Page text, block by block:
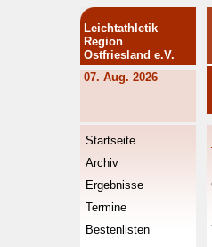
Leichtathletik
Region
Ostfriesland e.V.
07. Aug. 2026
Startseite
Archiv
Ergebnisse
Termine
Bestenlisten